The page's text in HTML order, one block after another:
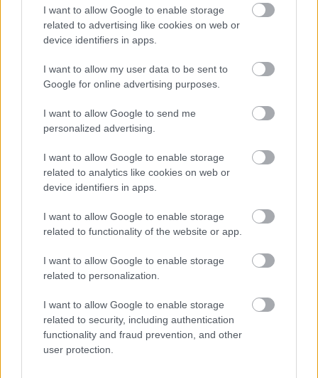
I want to allow Google to enable storage
related to advertising like cookies on web or
device identifiers in apps.
I want to allow my user data to be sent to
Google for online advertising purposes.
I want to allow Google to send me
personalized advertising.
I want to allow Google to enable storage
related to analytics like cookies on web or
device identifiers in apps.
I want to allow Google to enable storage
related to functionality of the website or app.
I want to allow Google to enable storage
related to personalization.
I want to allow Google to enable storage
related to security, including authentication
functionality and fraud prevention, and other
user protection.
A post shared by F1 Las Vegas (@f1lasvegas)
Prva dirka v ameriški prestolnici iger na srečo in
zabave je bila leta 2023 in je od takrat vsak november
gospodarskega učinka za južno Nevado, podobe
enosedežnih dirkalnikov, ki divjajo po neonsko
ikonične.
"Navdušeni smo, da bo formula 1 še vrsto let v Las
Vegasu," je v izjavi dejal predsednik in izvršni direktor
F1 Stefano Domenicali.
"Vedno smo verjeli, da bo Las Vegas postal temelj
naše navzočnosti v Združenih državah Amerike, in ta